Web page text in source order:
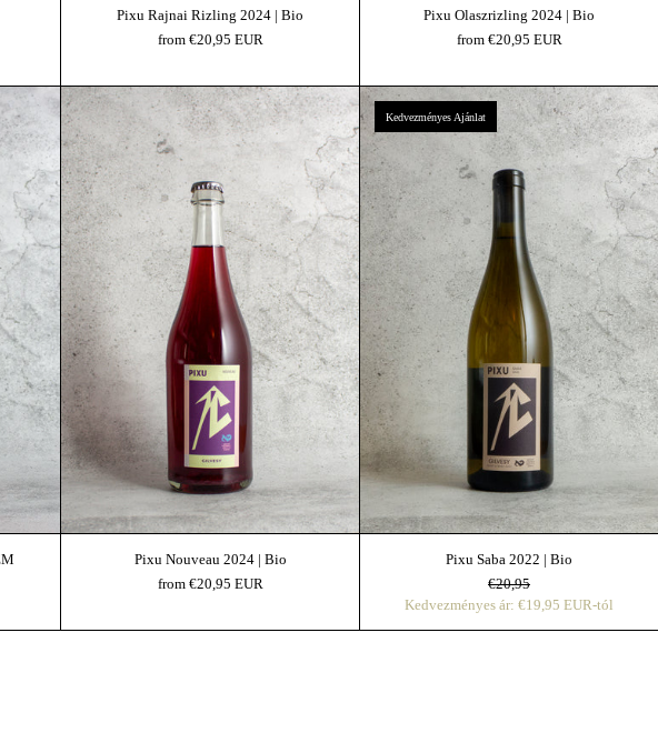
Pixu Rajnai Rizling 2024 | Bio
from €20,95 EUR
Pixu Olaszrizling 2024 | Bio
from €20,95 EUR
2024 | Bio | OEM Pixu Nouveau 2024 | Bio
Pixu Nouveau 2024 | Bio
from €20,95 EUR
Pixu Saba 2022 | Bio
Kedvezményes Ajánlat
Pixu Saba 2022 | Bio
Ár
€20,95Kedvezményes Ár
Kedvezményes ár: €19,95 EUR-tól